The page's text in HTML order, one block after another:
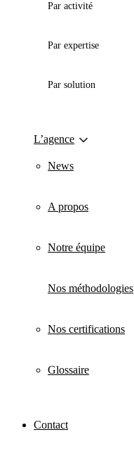
Par activité
Par expertise
Par solution
L’agence
News
A propos
Notre équipe
Nos méthodologies
Nos certifications
Glossaire
Contact